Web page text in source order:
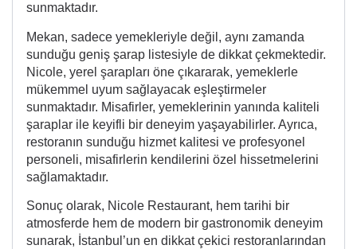
sunmaktadır.
Mekan, sadece yemekleriyle değil, aynı zamanda
sunduğu geniş şarap listesiyle de dikkat çekmektedir.
Nicole, yerel şarapları öne çıkararak, yemeklerle
mükemmel uyum sağlayacak eşleştirmeler
sunmaktadır. Misafirler, yemeklerinin yanında kaliteli
şaraplar ile keyifli bir deneyim yaşayabilirler. Ayrıca,
restoranın sunduğu hizmet kalitesi ve profesyonel
personeli, misafirlerin kendilerini özel hissetmelerini
sağlamaktadır.
Sonuç olarak, Nicole Restaurant, hem tarihi bir
atmosferde hem de modern bir gastronomik deneyim
sunarak, İstanbul’un en dikkat çekici restoranlarından